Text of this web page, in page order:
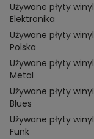
Używane płyty
Elektronika
Używane płyty
Polska
Używane płyty
Metal
Używane płyty
Blues
Używane płyty
Funk